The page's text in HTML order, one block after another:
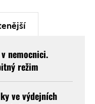
nemocnici.
režim
ve výdejních